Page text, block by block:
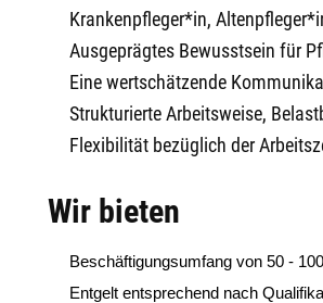
Krankenpfleger*in,
Ausgeprägtes Bewusstsein für
Eine wertschätzende
Strukturierte Arbeitsweise,
Flexibilität bezüglich der
Wir bieten
Beschäftigungsumfang von 50 -
Entgelt entsprechend nach